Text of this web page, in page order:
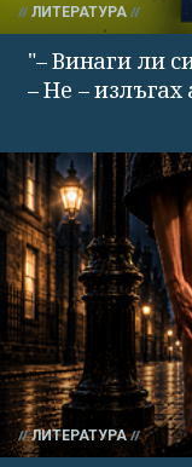
ЛИТЕРАТУРА
"– Винаги ли
– Не – излъгах
ЛИТЕРАТУРА